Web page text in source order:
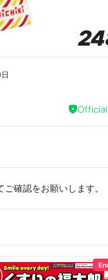
確認をお願いします。